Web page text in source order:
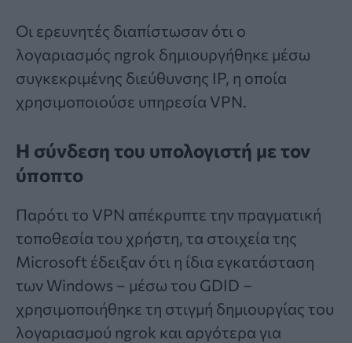
Οι ερευνητές διαπίστωσαν ότι ο
λογαριασμός ngrok δημιουργήθηκε μέσω
συγκεκριμένης διεύθυνσης IP, η οποία
χρησιμοποιούσε υπηρεσία VPN.
Η σύνδεση του υπολογιστή με τον
ύποπτο
Παρότι το VPN απέκρυπτε την πραγματική
τοποθεσία του χρήστη, τα στοιχεία της
Microsoft έδειξαν ότι η ίδια εγκατάσταση
των Windows – μέσω του GDID –
χρησιμοποιήθηκε τη στιγμή δημιουργίας του
λογαριασμού ngrok και αργότερα για